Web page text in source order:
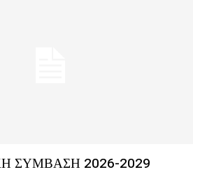
ΣΥΜΒΑΣΗ 2026-2029